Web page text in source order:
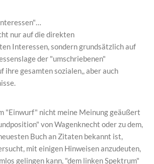
nur auf die direkten
Interessen, sondern grundsätzlich auf
der "umschriebenen"
ihre gesamten sozialen,, aber auch
"Einwurf" nicht meine Meinung geäußert
von Wagenknecht oder zu dem,
Buch an Zitaten bekannt ist,
mit einigen Hinweisen anzudeuten,
gelingen kann, "dem linken Spektrum"